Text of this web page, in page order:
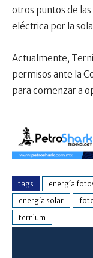
otros puntos de
eléctrica por la
Actualmente,
permisos ante la
para comenzar a
tags energía
energía solar
ternium